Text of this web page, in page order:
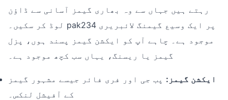
رہتے ہیں جہاں سے وہ بھاری گیمز آسانی سے ڈاؤن
لوڈ کر سکیں۔ pak234 پر ایک وسیع گیمنگ لائبریری
موجود ہے۔ چاہے آپ کو ایکشن گیمز پسند ہوں، پزل
گیمز یا ریسنگ، یہاں سب کچھ موجود ہے۔
ایکشن گیمز: پب جی اور فری فائر جیسے مشہور گیمز
کے آفیشل لنکس۔